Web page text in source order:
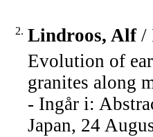
2. Lindroos, Alf/
Evolution of
granites along
- Ingår i:
Japan, 24